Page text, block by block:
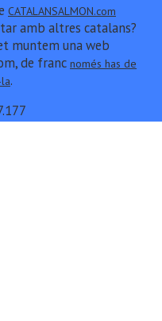
CATALANSALMON.com
amb altres catalans?
muntem una web
de franc només has de
.